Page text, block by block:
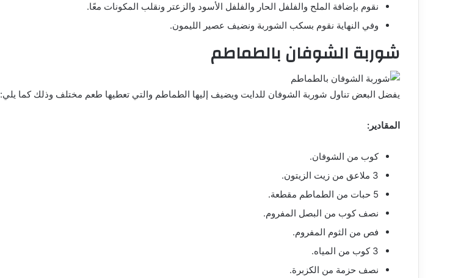
نقوم بإضافة الملح والفلفل الحار والفلفل الأسود والزعتر ونقلب المكونات معًا.
وفي النهاية نقوم بسكب الشوربة ونضيف عصير الليمون.
شوربة الشوفان بالطماطم
يفضل البعض تناول شوربة الشوفان للدايت ويضيف إليها الطماطم والتي تعطيها طعم مختلف وذلك كما يلي:
المقادير:
كوب من الشوفان.
3 ملاعق من زيت الزيتون.
5 حبات من الطماطم مقطعة.
نصف كوب من البصل المفروم.
فص من الثوم المفروم.
3 كوب من المياه.
نصف حزمة من الكزبرة.